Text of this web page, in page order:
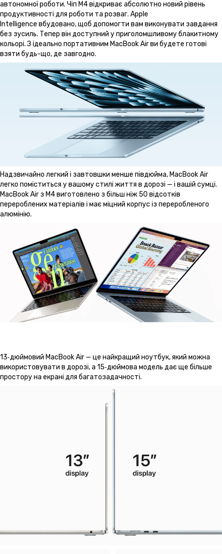
автономної роботи. Чіп M4 відкриває абсолютно новий рівень
продуктивності для роботи та розваг. Apple
Intelligence вбудовано, щоб допомогти вам виконувати завдання
без зусиль. Тепер він доступний у приголомшливому блакитному
кольорі. З ідеально портативним MacBook Air ви будете готові
взяти будь-що, де завгодно.
Надзвичайно легкий і завтовшки менше півдюйма, MacBook Air
легко поміститься у вашому стилі життя в дорозі — і вашій сумці.
MacBook Air з M4 виготовлено з більш ніж 50 відсотків
перероблених матеріалів і має міцний корпус із переробленого
алюмінію.
13‑дюймовий MacBook Air — це найкращий ноутбук, який можна
використовувати в дорозі, а 15‑дюймова модель дає ще більше
простору на екрані для багатозадачності.